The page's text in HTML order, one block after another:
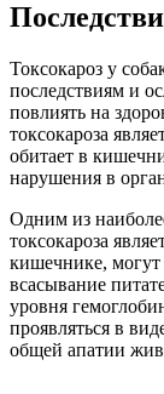
Токсокароз у
последствиям и
повлиять на
токсокароза
обитает в
нарушения в
Одним из
токсокароза
кишечнике, могут
всасывание
уровня
проявляться в
общей апатии